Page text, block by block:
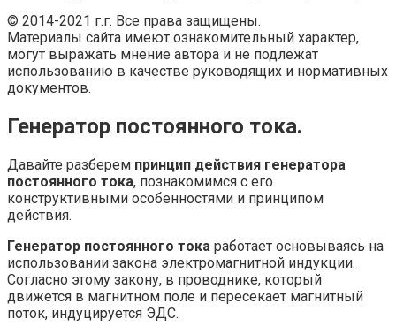
© 2014-2021 г.г. Все права защищены.
Материалы сайта имеют ознакомительный характер,
могут выражать мнение автора и не подлежат
использованию в качестве руководящих и нормативных
документов.
Генератор постоянного тока.
Давайте разберем принцип действия генератора
постоянного тока, познакомимся с его
конструктивными особенностями и принципом
действия.
Генератор постоянного тока работает основываясь на
использовании закона электромагнитной индукции.
Согласно этому закону, в проводнике, который
движется в магнитном поле и пересекает магнитный
поток, индуцируется ЭДС.